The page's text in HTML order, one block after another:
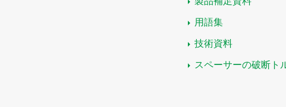
用語集
技術資料
スペーサーの破断ト